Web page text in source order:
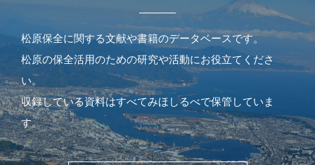
松原保全に関する文献や書籍のデータベースです。
松原の保全活用のための研究や活動にお役立てくださ
い。
収録している資料はすべてみほしるべで保管していま
す。